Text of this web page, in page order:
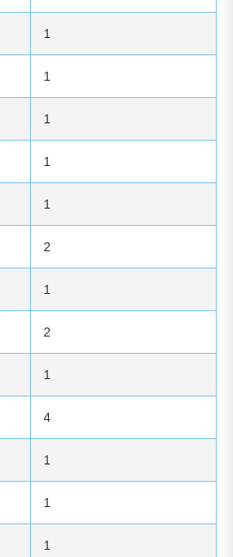
1
1
1
1
1
2
1
2
1
4
1
1
1